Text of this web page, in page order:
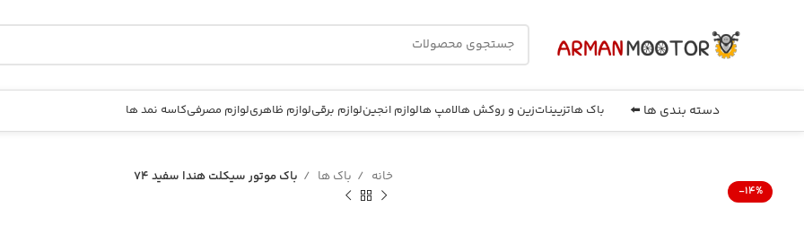
دسته بندی ها ⬅️ باک هاتزییناتزین و روکش هالامپ هالوازم انجینلوازم برقیلوازم ظاهریلوازم مصرفیکاسه نمد ها
-14%
خانه باک ها باک موتور سیکلت هندا سفید 74